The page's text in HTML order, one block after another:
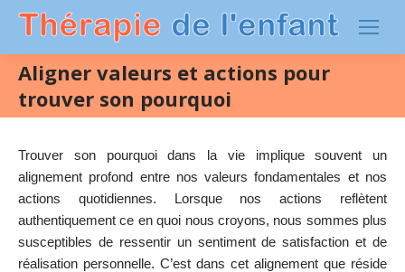
Aligner valeurs et actions pour
trouver son pourquoi
Trouver son pourquoi dans la vie implique souvent un
alignement profond entre nos valeurs fondamentales et nos
actions quotidiennes. Lorsque nos actions reflètent
authentiquement ce en quoi nous croyons, nous sommes plus
susceptibles de ressentir un sentiment de satisfaction et de
réalisation personnelle. C’est dans cet alignement que réside